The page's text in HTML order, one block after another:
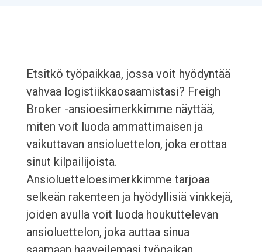
Etsitkö työpaikkaa, jossa voit hyödyntää
vahvaa logistiikkaosaamistasi? Freigh
Broker -ansioesimerkkimme näyttää,
miten voit luoda ammattimaisen ja
vaikuttavan ansioluettelon, joka erottaa
sinut kilpailijoista.
Ansioluetteloesimerkkimme tarjoaa
selkeän rakenteen ja hyödyllisiä vinkkejä,
joiden avulla voit luoda houkuttelevan
ansioluettelon, joka auttaa sinua